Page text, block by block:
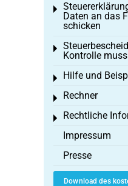
Daten an das
schicken
Toggle menu
Kontrolle
Toggle menu
Hilfe und
Toggle menu
Rechner
Toggle menu
Rechtliche
Toggle menu
Impressum
Presse
Download des